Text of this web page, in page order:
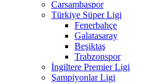
Carsambaspor
Türkiye Süper Ligi
Fenerbahçe
Galatasaray
Beşiktaş
Trabzonspor
İngiltere Premier Ligi
Şampiyonlar Ligi